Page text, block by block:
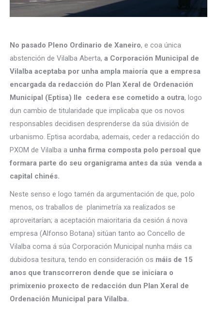
No pasado Pleno Ordinario de Xaneiro, e coa única
abstención de Vilalba Aberta, a Corporación Municipal de
Vilalba aceptaba por unha ampla maioría que a empresa
encargada da redacción do Plan Xeral de Ordenación
Municipal (Eptisa) lle cedera ese cometido a outra, logo
dun cambio de titularidade que implicaba que os novos
responsables decidisen desprenderse da súa división de
urbanismo. Eptisa acordaba, ademais, ceder a redacción do
PXOM de Vilalba a unha firma composta polo persoal que
formara parte do seu organigrama antes da súa venda a
capital chinés.
Neste senso e logo tamén da argumentación de que, polo
menos, os traballos de planimetría xa realizados se
aproveitarían; a aceptación maioritaria da cesión á nova
empresa (Alfonso Botana) sitúan tanto ao Concello de
Vilalba coma á súa Corporación Municipal nunha máis ca
dubidosa tesitura, tendo en consideración os máis de 15
anos que transcorreron dende que se iniciara o
primixenio proxecto de redacción dun Plan Xeral de
Ordenación Municipal para Vilalba.